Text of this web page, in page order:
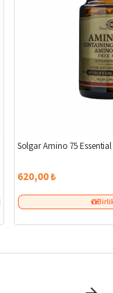
Solgar Amino 75
620,00 ₺